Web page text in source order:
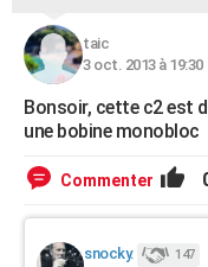
taic
3 oct. 2013 à 19:30
Bonsoir, cette c2 est
une bobine monobloc
Commenter
snocky. 147